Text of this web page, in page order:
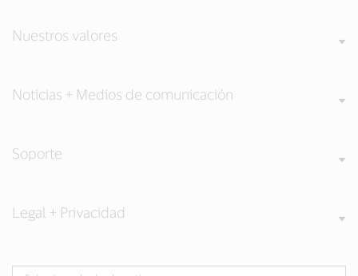
Nuestros valores
Noticias + Medios de comunicación
Soporte
Legal + Privacidad